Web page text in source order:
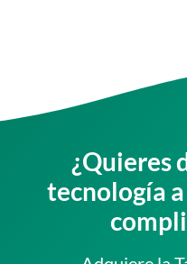
¿Quieres
tecnología